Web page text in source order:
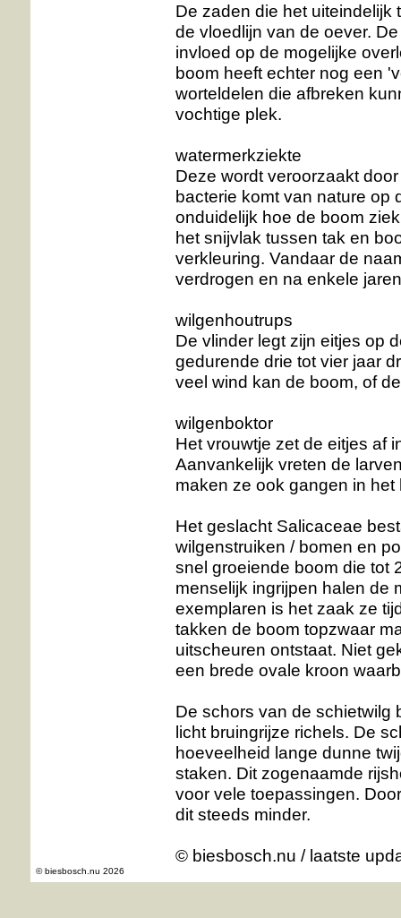
De zaden die het
de vloedlijn van de oever.
invloed op de mogelijke
boom heeft echter nog een
worteldelen die afbreken
vochtige plek.
watermerkziekte
Deze wordt veroorzaakt
bacterie komt van nature op
onduidelijk hoe de boom
het snijvlak tussen tak en
verkleuring. Vandaar de
verdrogen en na enkele
wilgenhoutrups
De vlinder legt zijn eitjes op
gedurende drie tot vier jaar
veel wind kan de boom, of
wilgenboktor
Het vrouwtje zet de eitjes af
Aanvankelijk vreten de
maken ze ook gangen in het
Het geslacht Salicaceae
wilgenstruiken / bomen en
snel groeiende boom die tot
menselijk ingrijpen halen de
exemplaren is het zaak ze
takken de boom topzwaar
uitscheuren ontstaat. Niet
een brede ovale kroon
De schors van de schietwilg
licht bruingrijze richels. De
hoeveelheid lange dunne
staken. Dit zogenaamde
voor vele toepassingen.
dit steeds minder.
© biesbosch.nu / laatste
© biesbosch.nu 2026